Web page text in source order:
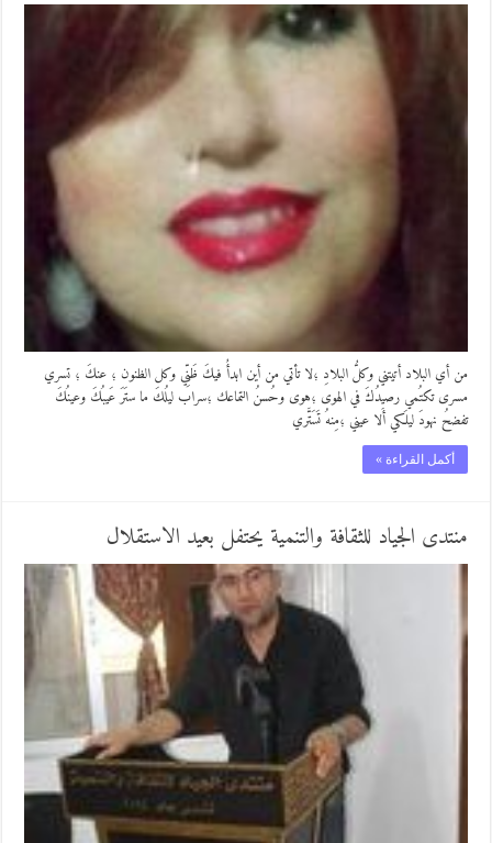
من أي البلاد أتيتني وكلُّ البلادِ ؛لا تأتي من أين ابدأُ فيكَ ظَنِّي وكل الظنون ؛ عنكَ ؛ تسري
مسرى تكتُمي رصيدُكَ في الهوى ؛هوى وحُسنُ التماعك ؛سراب ليلُكَ ما ستَرَ عَيبُكَ وعينُكَ
تفضحُ نهودَ ليلَكي أَلا عيني ؛مِنهُ تَسَتَّري
أكمل القراءة »
منتدى الجياد للثقافة والتنمية يحتفل بعيد الاستقلال